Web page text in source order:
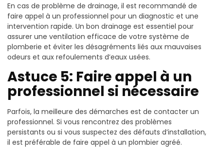
En cas de problème de drainage, il est recommandé de
faire appel à un professionnel pour un diagnostic et une
intervention rapide. Un bon drainage est essentiel pour
assurer une ventilation efficace de votre système de
plomberie et éviter les désagréments liés aux mauvaises
odeurs et aux refoulements d’eaux usées.
Astuce 5: Faire appel à un
professionnel si nécessaire
Parfois, la meilleure des démarches est de contacter un
professionnel. Si vous rencontrez des problèmes
persistants ou si vous suspectez des défauts d’installation,
il est préférable de faire appel à un plombier agréé.